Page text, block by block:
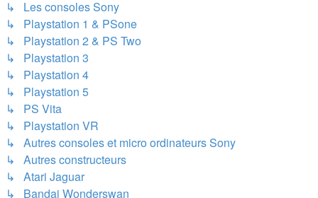
↳ Les consoles Sony
↳ Playstation 1 & PSone
↳ Playstation 2 & PS Two
↳ Playstation 3
↳ Playstation 4
↳ Playstation 5
↳ PS Vita
↳ Playstation VR
↳ Autres consoles et micro ordinateurs Sony
↳ Autres constructeurs
↳ Atari Jaguar
↳ Bandai Wonderswan